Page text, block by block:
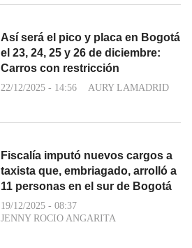
Así será el pico y placa en Bogotá
el 23, 24, 25 y 26 de diciembre:
Carros con restricción
22/12/2025 - 14:56 AURY LAMADRID
Fiscalía imputó nuevos cargos a
taxista que, embriagado, arrolló a
11 personas en el sur de Bogotá
19/12/2025 - 08:37
JENNY ROCIO ANGARITA